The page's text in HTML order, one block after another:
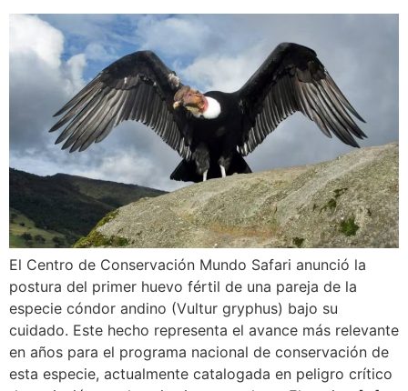
El Centro de Conservación Mundo Safari anunció la
postura del primer huevo fértil de una pareja de la
especie cóndor andino (Vultur gryphus) bajo su
cuidado. Este hecho representa el avance más relevante
en años para el programa nacional de conservación de
esta especie, actualmente catalogada en peligro crítico